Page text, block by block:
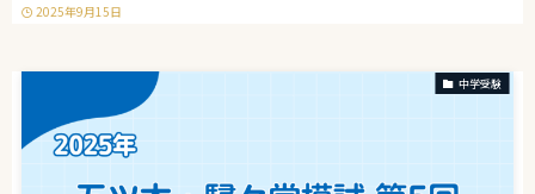
2025年9月15日
中学受験